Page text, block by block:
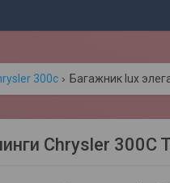
300c
Chrysler 300C